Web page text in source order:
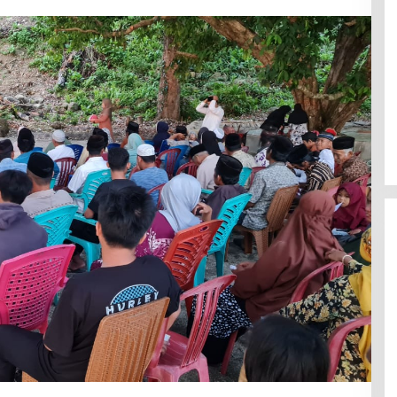
Jerat Modal dan Jeritan
Pedagang Ikan TPI Kasiwa Mamuju
Saat Harga Melonjak